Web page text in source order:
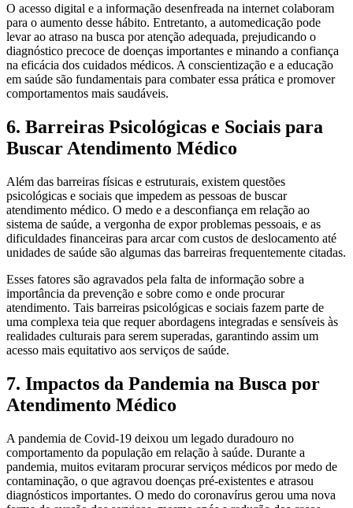
O acesso digital e a informação desenfreada na internet colaboram
para o aumento desse hábito. Entretanto, a automedicação pode
levar ao atraso na busca por atenção adequada, prejudicando o
diagnóstico precoce de doenças importantes e minando a confiança
na eficácia dos cuidados médicos. A conscientização e a educação
em saúde são fundamentais para combater essa prática e promover
comportamentos mais saudáveis.
6. Barreiras Psicológicas e Sociais para
Buscar Atendimento Médico
Além das barreiras físicas e estruturais, existem questões
psicológicas e sociais que impedem as pessoas de buscar
atendimento médico. O medo e a desconfiança em relação ao
sistema de saúde, a vergonha de expor problemas pessoais, e as
dificuldades financeiras para arcar com custos de deslocamento até
unidades de saúde são algumas das barreiras frequentemente citadas.
Esses fatores são agravados pela falta de informação sobre a
importância da prevenção e sobre como e onde procurar
atendimento. Tais barreiras psicológicas e sociais fazem parte de
uma complexa teia que requer abordagens integradas e sensíveis às
realidades culturais para serem superadas, garantindo assim um
acesso mais equitativo aos serviços de saúde.
7. Impactos da Pandemia na Busca por
Atendimento Médico
A pandemia de Covid-19 deixou um legado duradouro no
comportamento da população em relação à saúde. Durante a
pandemia, muitos evitaram procurar serviços médicos por medo de
contaminação, o que agravou doenças pré-existentes e atrasou
diagnósticos importantes. O medo do coronavírus gerou uma nova